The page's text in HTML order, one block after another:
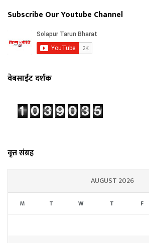
Subscribe Our Youtube Channel
वेबसाईट दर्शक
वृत्त संग्रह
AUGUST 2026
M T W T F